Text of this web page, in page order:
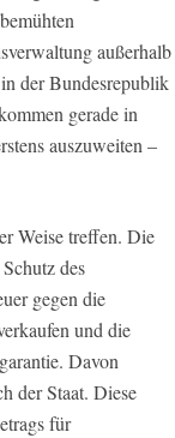
außerhalb
der Bundesrepublik
gerade in
auszuweiten –
Weise treffen. Die
des
gegen die
und die
Davon
der Staat. Diese
für